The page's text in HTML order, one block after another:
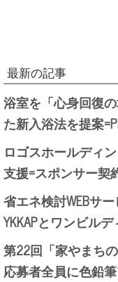
最新の記事
浴室を「心身回復
た新入浴法を提案
ロゴスホールディ
支援=スポンサー契
省エネ検討WEBサ
YKKAPとワンビル
第22回「家やまち
応募者全員に色鉛